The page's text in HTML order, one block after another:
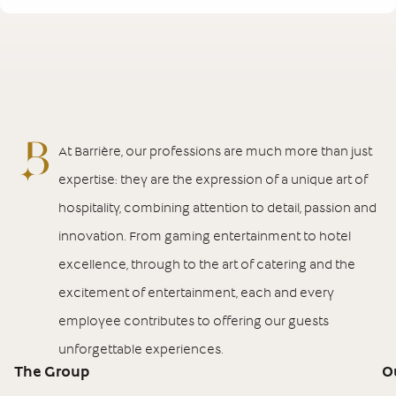
At Barrière, our professions are much more than just
expertise: they are the expression of a unique art of
hospitality, combining attention to detail, passion and
innovation. From gaming entertainment to hotel
excellence, through to the art of catering and the
excitement of entertainment, each and every
employee contributes to offering our guests
unforgettable experiences.
The Group